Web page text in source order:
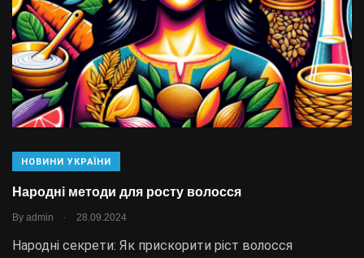
НОВИНИ УКРАЇНИ
Народні методи для росту волосся
By admin . 28.09.2024
Народні секрети: Як прискорити ріст волосся